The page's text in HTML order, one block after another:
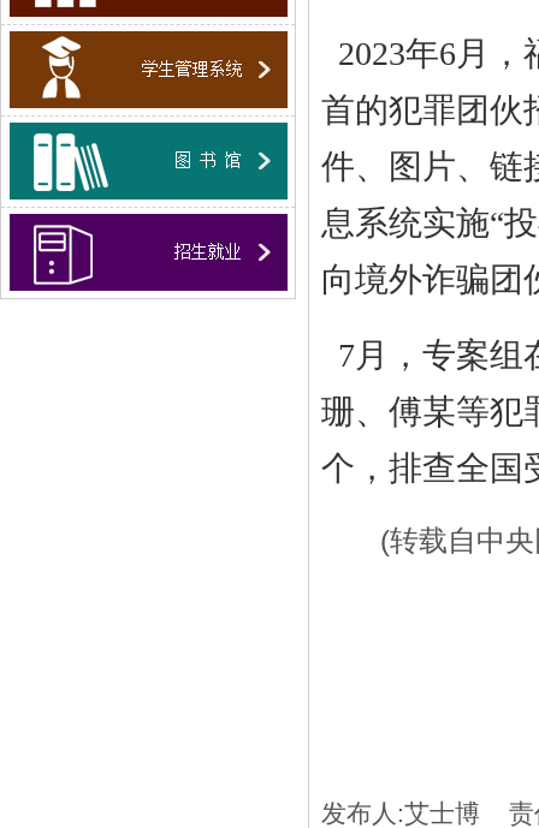
2023年6月
首的犯罪团伙
件、图片、链
息系统实施“
向境外诈骗团
7月，专案组
珊、傅某等犯
个，排查全国
(转载自中央
发布人:艾士博 责